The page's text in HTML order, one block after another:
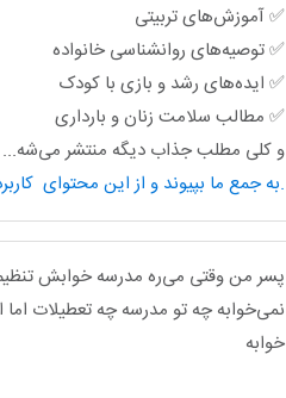
✅ آموزش‌های تربیتی
✅ توصیه‌های روانشناسی خانواده
✅ ایده‌های رشد و بازی با کودک
✅ مطالب سلامت زنان و بارداری
و کلی مطلب جذاب دیگه منتشر می‌شه...
به جمع ما بپیوند و از این محتوای کاربردی استفاده کن.
پسر من وقتی می‌ره مدرسه خوابش
نمی‌خوابه چه تو مدرسه چه تعطیلات
خوابه